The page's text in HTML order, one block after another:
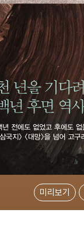
미리보기